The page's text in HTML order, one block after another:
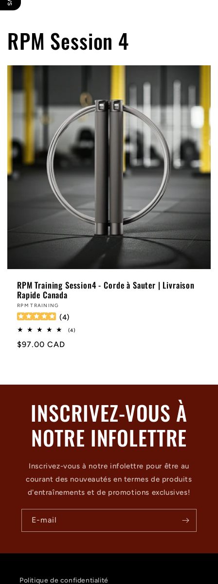
RPM Session 4
RPM Training Session4 - Corde à Sauter | Livraison
Rapide Canada
Distributeur :
RPM TRAINING
(4)
(4)
Prix
$97.00 CAD
INSCRIVEZ-VOUS À
NOTRE INFOLETTRE
Inscrivez-vous à notre infolettre pour être au
courant des nouveautés en termes de produits
d'entraînements et de promotions exclusives!
E-mail
Politique de confidentialité